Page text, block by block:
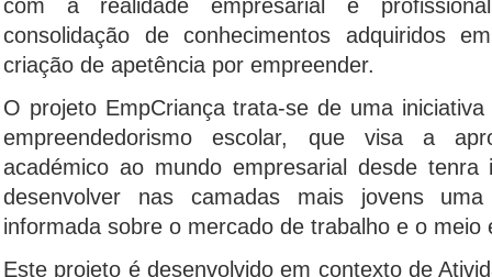
com a realidade empresarial e
consolidação de conhecimentos adquiridos
criação de apetência por empreender.
O projeto EmpCriança trata-se de uma
empreendedorismo escolar, que visa a
académico ao mundo empresarial desde
desenvolver nas camadas mais jovens
informada sobre o mercado de trabalho e o meio
Este projeto é desenvolvido em contexto de